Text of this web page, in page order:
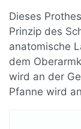
Dieses
Prinzip des
anatomische
dem
wird an der
Pfanne wird